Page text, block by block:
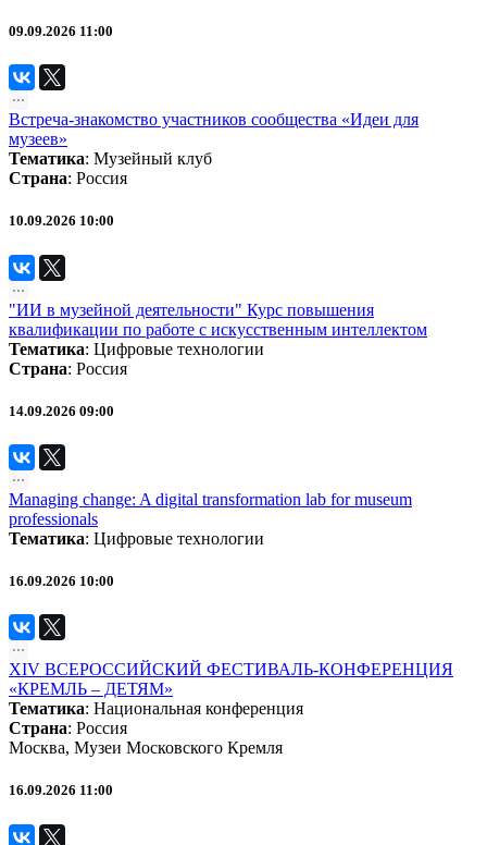
09.09.2026 11:00
Встреча-знакомство участников сообщества «Идеи для
музеев»
Тематика: Музейный клуб
Страна: Россия
10.09.2026 10:00
"ИИ в музейной деятельности" Курс повышения
квалификации по работе с искусственным интеллектом
Тематика: Цифровые технологии
Страна: Россия
14.09.2026 09:00
Managing change: A digital transformation lab for museum
professionals
Тематика: Цифровые технологии
16.09.2026 10:00
XIV ВСЕРОССИЙСКИЙ ФЕСТИВАЛЬ-КОНФЕРЕНЦИЯ
«КРЕМЛЬ – ДЕТЯМ»
Тематика: Национальная конференция
Страна: Россия
Москва, Музеи Московского Кремля
16.09.2026 11:00